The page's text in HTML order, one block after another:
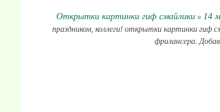
Открытки картинки гиф смайлики » 14
праздником, коллеги! открытки картинки гиф
фрилансера.